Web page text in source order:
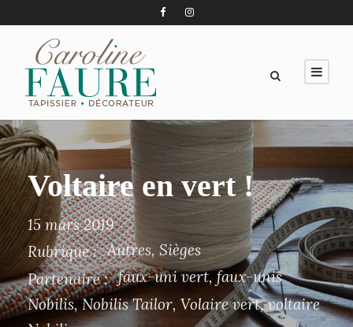
Voltaire en vert !
15 mars 2019
Rubrique : Autres, Sièges
Partenaire : faux-uni vert, faux-unis
Nobilis, Nobilis Tailor, Volaire vert, voltaire